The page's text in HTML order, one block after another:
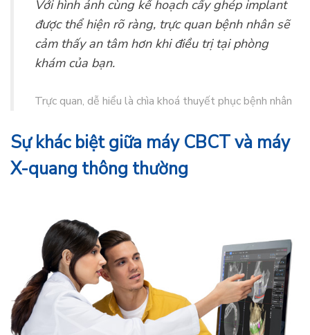
Bạn sẽ sử dụng tất cả thông tin này, trình bày giải
pháp của mình và tất cả các lựa chọn điều trị phù
hợp nhất cho bệnh nhân. Chi phí, thời gian điều trị
nhân có thể đưa raquyết định sáng suốtvề việc
Với hình ảnh cùng kế hoạch cấy ghép implant
được thể hiện rõ ràng, trực quan bệnh nhân sẽ
khám của bạn.
Trực quan, dễ hiểu là chìa khoá thuyết phục bệnh nhân
Sự khác biệt giữa máy CBCT và máy
X-quang thông thường